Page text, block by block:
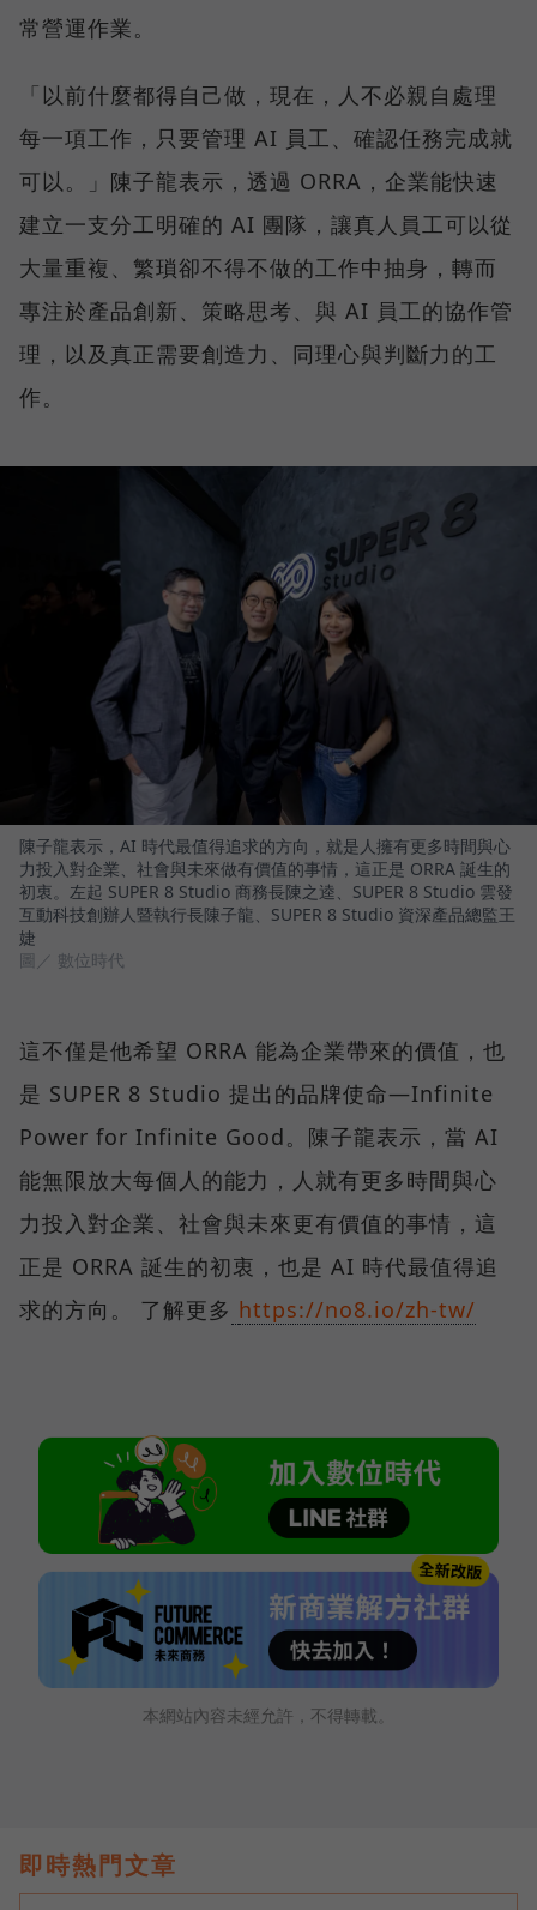
常營運作業。
「以前什麼都得自己做，現在，人不必親自處理
每一項工作，只要管理 AI 員工、確認任務完成就
可以。」陳子龍表示，透過 ORRA，企業能快速
建立一支分工明確的 AI 團隊，讓真人員工可以從
大量重複、繁瑣卻不得不做的工作中抽身，轉而
專注於產品創新、策略思考、與 AI 員工的協作管
理，以及真正需要創造力、同理心與判斷力的工
作。
陳子龍表示，AI 時代最值得追求的方向，就是人擁有更多時間與心
力投入對企業、社會與未來做有價值的事情，這正是 ORRA 誕生的
初衷。左起 SUPER 8 Studio 商務長陳之逵、SUPER 8 Studio 雲發
互動科技創辦人暨執行長陳子龍、SUPER 8 Studio 資深產品總監王
婕
圖／ 數位時代
這不僅是他希望 ORRA 能為企業帶來的價值，也
是 SUPER 8 Studio 提出的品牌使命—Infinite
Power for Infinite Good。陳子龍表示，當 AI
能無限放大每個人的能力，人就有更多時間與心
力投入對企業、社會與未來更有價值的事情，這
正是 ORRA 誕生的初衷，也是 AI 時代最值得追
求的方向。 了解更多 https://no8.io/zh-tw/
本網站內容未經允許，不得轉載。
即時熱門文章